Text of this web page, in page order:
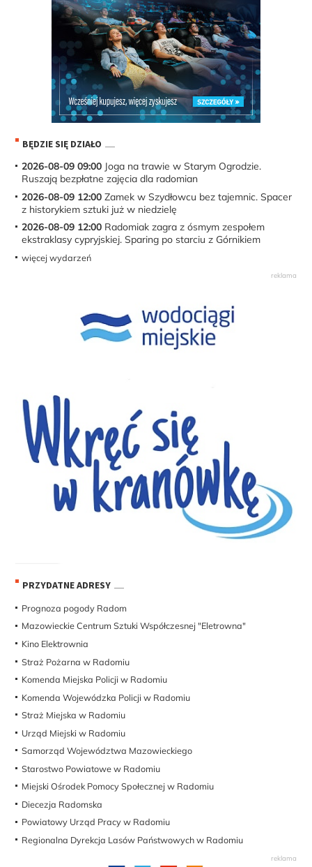
BĘDZIE SIĘ DZIAŁO
2026-08-09 09:00 Joga na trawie w Starym Ogrodzie.
Ruszają bezpłatne zajęcia dla radomian
2026-08-09 12:00 Zamek w Szydłowcu bez tajemnic. Spacer
z historykiem sztuki już w niedzielę
2026-08-09 12:00 Radomiak zagra z ósmym zespołem
ekstraklasy cypryjskiej. Sparing po starciu z Górnikiem
więcej wydarzeń
PRZYDATNE ADRESY
Prognoza pogody Radom
Mazowieckie Centrum Sztuki Współczesnej "Eletrowna"
Kino Elektrownia
Straż Pożarna w Radomiu
Komenda Miejska Policji w Radomiu
Komenda Wojewódzka Policji w Radomiu
Straż Miejska w Radomiu
Urząd Miejski w Radomiu
Samorząd Województwa Mazowieckiego
Starostwo Powiatowe w Radomiu
Miejski Ośrodek Pomocy Społecznej w Radomiu
Diecezja Radomska
Powiatowy Urząd Pracy w Radomiu
Regionalna Dyrekcja Lasów Państwowych w Radomiu